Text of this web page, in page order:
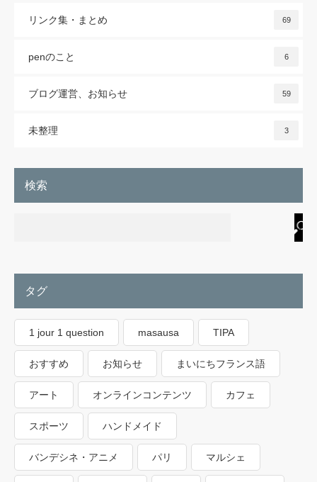
リンク集・まとめ 69
penのこと 6
ブログ運営、お知らせ 59
未整理 3
検索
タグ
1 jour 1 question masausa TIPA
おすすめ お知らせ まいにちフランス語
アート オンラインコンテンツ カフェ
スポーツ ハンドメイド
バンデシネ・アニメ パリ マルシェ